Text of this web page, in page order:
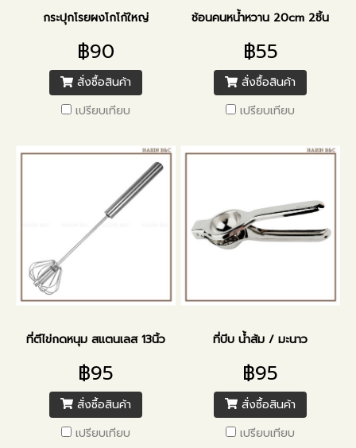
กระปุกโรยผงโกโก้ใหญ่
฿90
สั่งซื้อสินค้า
เปรียบเทียบ
ช้อนคนหน้ำหวาน 20cm 2ชิ้น
฿55
สั่งซื้อสินค้า
เปรียบเทียบ
ที่ตีไข่กดหนุม สแตนเลส 13นิ้ว
฿95
สั่งซื้อสินค้า
เปรียบเทียบ
ที่บีบ น้ำส้ม / มะนาว
฿95
สั่งซื้อสินค้า
เปรียบเทียบ